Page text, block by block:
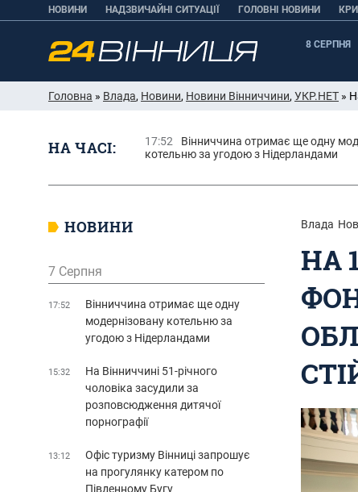
НОВИНИ НАДЗВИЧАЙНІ СИТУАЦІЇ ГОЛОВНІ НОВИНИ
8 СЕРПНЯ
Головна » Влада, Новини, Новини Вінниччини, УКР.НЕТ »
НА ЧАСІ: 17:52
Вінниччина отримає ще одну
котельню за угодою з Нідерландами
Влада
НА
НОВИНИ
7 Серпня
17:52
Вінниччина отримає ще одну
модернізовану котельню за
угодою з Нідерландами
15:32
На Вінниччині 51-річного
чоловіка засудили за
розповсюдження дитячої
порнографії
13:12
Офіс туризму Вінниці запрошує
на прогулянку катером по
Південному Бугу